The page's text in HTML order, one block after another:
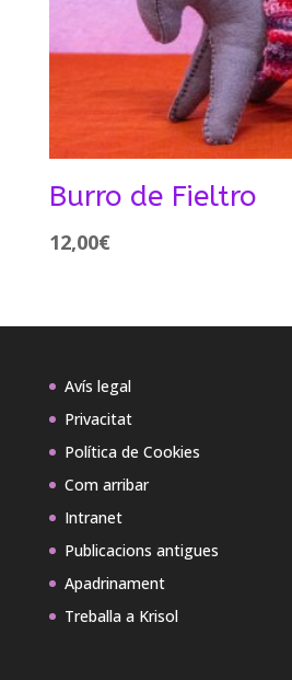
Burro de Fieltro
12,00€
Avís legal
Privacitat
Política de Cookies
Com arribar
Intranet
Publicacions antigues
Apadrinament
Treballa a Krisol